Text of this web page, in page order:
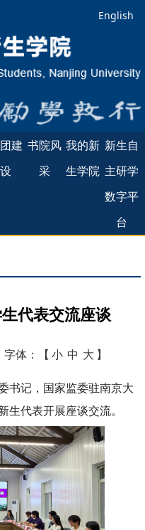
English
建
设
书院风
采
我的新
生学院
新生自
主研学
数字平
台
代表交流座谈
字体：【 小 中 大 】
书记，国家监委驻南京大
生代表开展座谈交流。